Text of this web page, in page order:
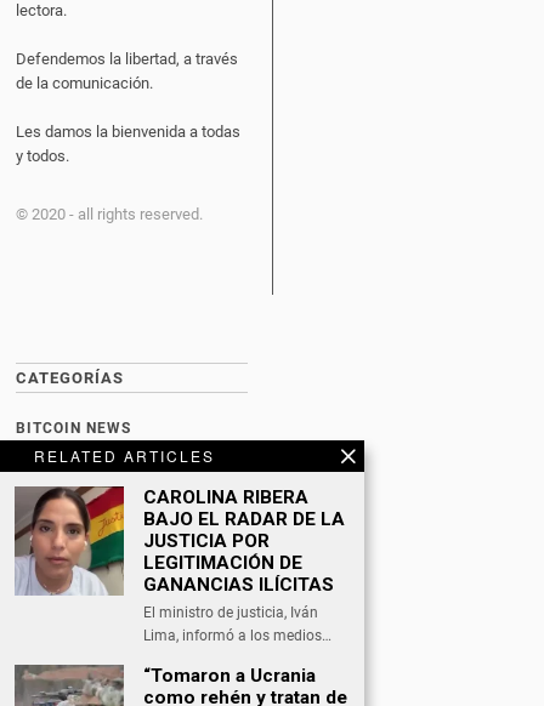
RELATED ARTICLES
CAROLINA RIBERA
BAJO EL RADAR DE LA
JUSTICIA POR
LEGITIMACIÓN DE
GANANCIAS ILÍCITAS
El ministro de justicia, Iván
Lima, informó a los medios…
“Tomaron a Ucrania
como rehén y tratan de
lectora.
Defendemos la libertad, a través
de la comunicación.
Les damos la bienvenida a todas
y todos.
© 2020 - all rights reserved.
CATEGORÍAS
BITCOIN NEWS
CULTURA
DATING
DEPORTES
ECONOMÍA
INTERNACIONAL
NACIONAL